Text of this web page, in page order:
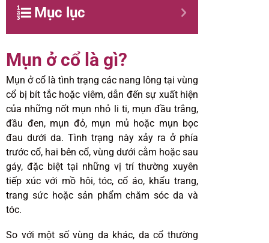
Mục lục
Mụn ở cổ là gì?
Mụn ở cổ là tình trạng các nang lông tại vùng
cổ bị bít tắc hoặc viêm, dẫn đến sự xuất hiện
của những nốt mụn nhỏ li ti, mụn đầu trắng,
đầu đen, mụn đỏ, mụn mủ hoặc mụn bọc
đau dưới da. Tình trạng này xảy ra ở phía
trước cổ, hai bên cổ, vùng dưới cằm hoặc sau
gáy, đặc biệt tại những vị trí thường xuyên
tiếp xúc với mồ hôi, tóc, cổ áo, khẩu trang,
trang sức hoặc sản phẩm chăm sóc da và
tóc.
So với một số vùng da khác, da cổ thường